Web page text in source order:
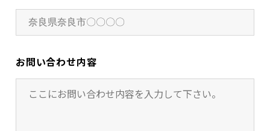
お問い合わせ内容